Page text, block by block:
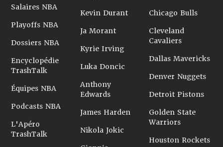
Salaires NBA
Playoffs NBA
Dossiers NBA
Encyclopédie
TrashTalk
Équipes NBA
Podcasts NBA
L'Apéro
TrashTalk
Kevin Durant
Ja Morant
Kyrie Irving
Luka Doncic
Anthony
Edwards
James Harden
Nikola Jokic
Chicago Bulls
Cleveland
Cavaliers
Dallas Mavericks
Denver Nuggets
Detroit Pistons
Golden State
Warriors
Houston Rockets